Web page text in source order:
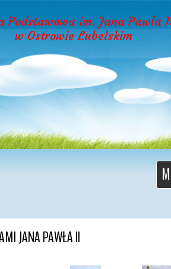
Podstawowa im. Jana Pawła
w Ostrowie Lubelskim
JANA PAWŁA II